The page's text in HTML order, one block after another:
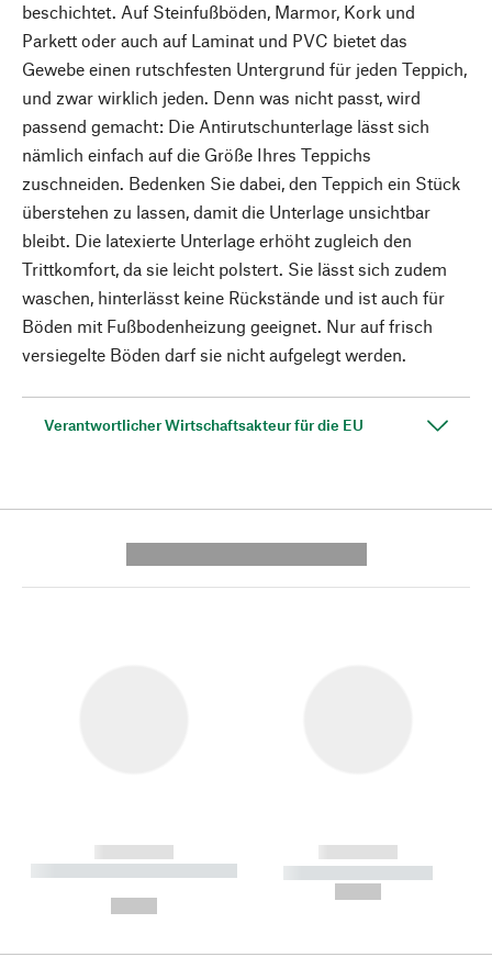
beschichtet. Auf Steinfußböden, Marmor, Kork und
Parkett oder auch auf Laminat und PVC bietet das
Gewebe einen rutschfesten Untergrund für jeden Teppich,
und zwar wirklich jeden. Denn was nicht passt, wird
passend gemacht: Die Antirutschunterlage lässt sich
nämlich einfach auf die Größe Ihres Teppichs
zuschneiden. Bedenken Sie dabei, den Teppich ein Stück
überstehen zu lassen, damit die Unterlage unsichtbar
bleibt. Die latexierte Unterlage erhöht zugleich den
Trittkomfort, da sie leicht polstert. Sie lässt sich zudem
waschen, hinterlässt keine Rückstände und ist auch für
Böden mit Fußbodenheizung geeignet. Nur auf frisch
versiegelte Böden darf sie nicht aufgelegt werden.
Verantwortlicher Wirtschaftsakteur für die EU
------------
----------- ----------- --------
------------
----------- -----------